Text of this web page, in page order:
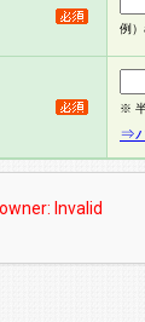
例
※
⇒